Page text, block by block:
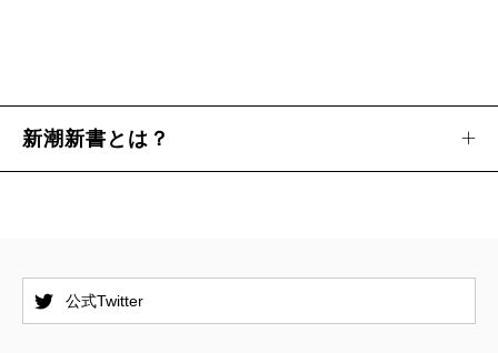
新潮新書とは？
公式Twitter